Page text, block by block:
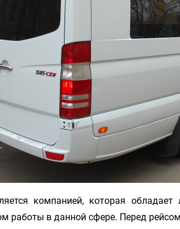
компанией, которая
работы в данной сфере. Перед